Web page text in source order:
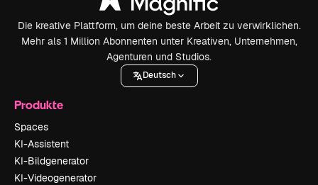
Die kreative Plattform, um deine beste Arbeit zu verwirklichen.
Mehr als 1 Million Abonnenten unter Kreativen, Unternehmen,
Agenturen und Studios.
Deutsch
Produkte
Spaces
KI-Assistent
KI-Bildgenerator
KI-Videogenerator